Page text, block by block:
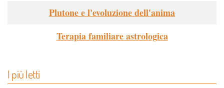
Plutone e l'evoluzione dell'anima
Terapia familiare astrologica
I più letti